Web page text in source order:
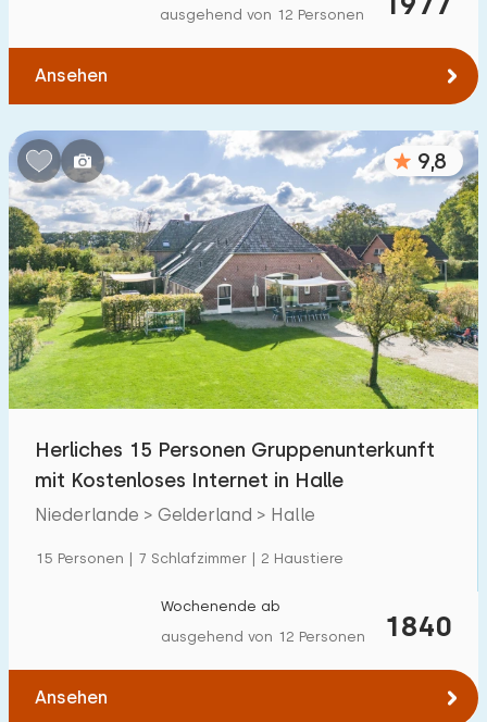
ausgehend von 12 Personen
Ansehen
9,8
Herliches 15 Personen Gruppenunterkunft
mit Kostenloses Internet in Halle
Niederlande > Gelderland > Halle
15 Personen | 7 Schlafzimmer | 2 Haustiere
1840
Wochenende ab
ausgehend von 12 Personen
Ansehen